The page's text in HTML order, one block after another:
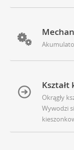
Okrągły
Wywodzi